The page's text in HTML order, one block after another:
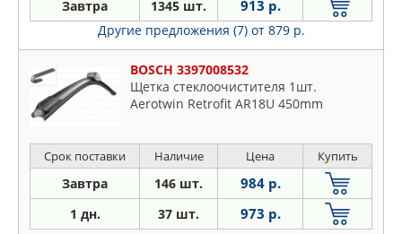
Завтра 1345 шт. 913 р.
Другие предложения (7) от 879 р.
BOSCH 3397008532
Щетка стеклоочистителя 1шт.
Aerotwin Retrofit AR18U 450mm
Срок поставки Наличие Цена Купить
Завтра 146 шт. 984 р.
1 дн. 37 шт. 973 р.